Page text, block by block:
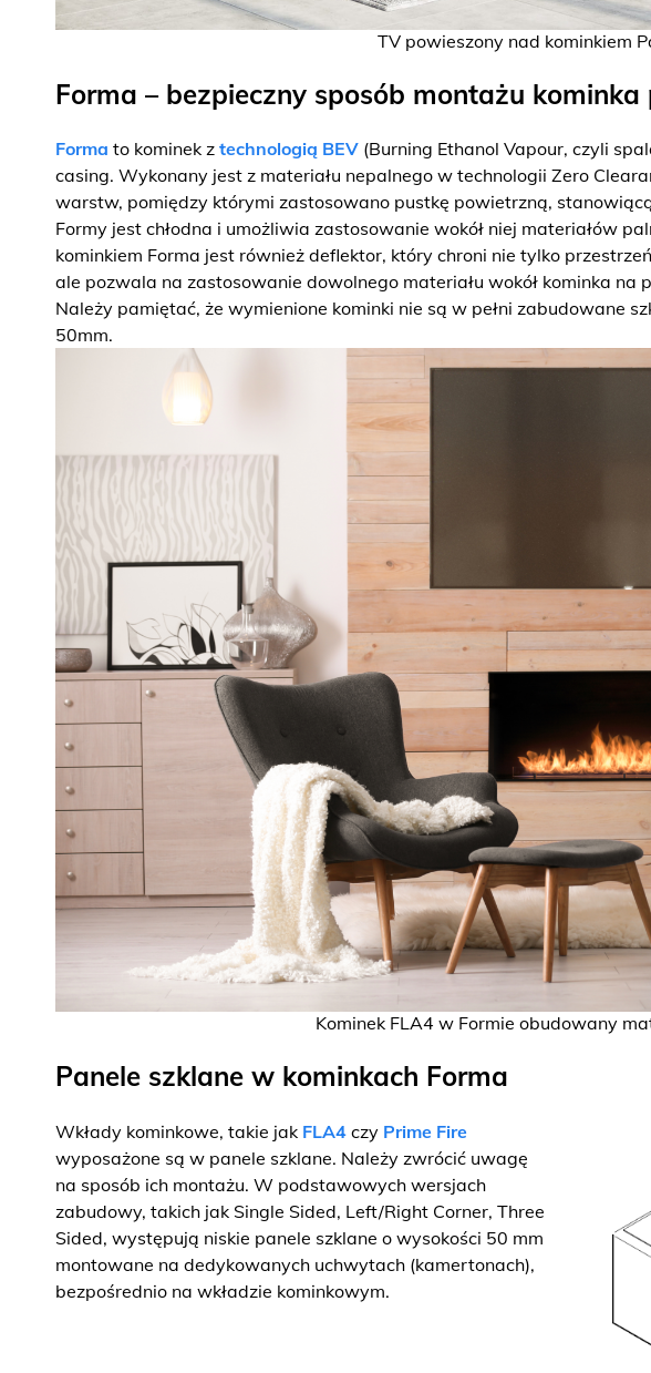
TV powieszony nad kominkiem
Forma – bezpieczny sposób montażu
Forma to kominek z technologią BEV (Burning Ethanol Vapour, czyli
casing. Wykonany jest z materiału nepalnego w technologii Zero
warstw, pomiędzy którymi zastosowano pustkę powietrzną,
Formy jest chłodna i umożliwia zastosowanie wokół niej materiałów
kominkiem Forma jest również deflektor, który chroni nie tylko
ale pozwala na zastosowanie dowolnego materiału wokół kominka na
Należy pamiętać, że wymienione kominki nie są w pełni zabudowane
50mm.
Kominek FLA4 w Formie obudowany
Panele szklane w kominkach Forma
Wkłady kominkowe, takie jak FLA4 czy Prime Fire
wyposażone są w panele szklane. Należy zwrócić uwagę
na sposób ich montażu. W podstawowych wersjach
zabudowy, takich jak Single Sided, Left/Right Corner, Three
Sided, występują niskie panele szklane o wysokości 50 mm
montowane na dedykowanych uchwytach (kamertonach),
bezpośrednio na wkładzie kominkowym.